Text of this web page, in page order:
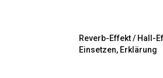
Reverb-Effekt / Hall-
Einsetzen, Erklärung